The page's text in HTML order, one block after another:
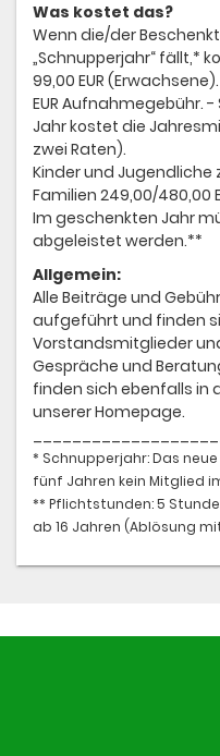
Was kostet das?
Wenn die/der
„Schnupperjahr“ fällt,*
99,00 EUR
EUR Aufnahmegebühr.
Jahr kostet die
zwei Raten).
Kinder und Jugendliche
Familien 249,00/480,00
Im geschenkten Jahr
abgeleistet werden.**
Allgemein:
Alle Beiträge und
aufgeführt und finden
Vorstandsmitglieder
Gespräche und
finden sich ebenfalls in
unserer Homepage.
* Schnupperjahr: Das
fünf Jahren kein Mitglied
** Pflichtstunden: 5
ab 16 Jahren (Ablösung